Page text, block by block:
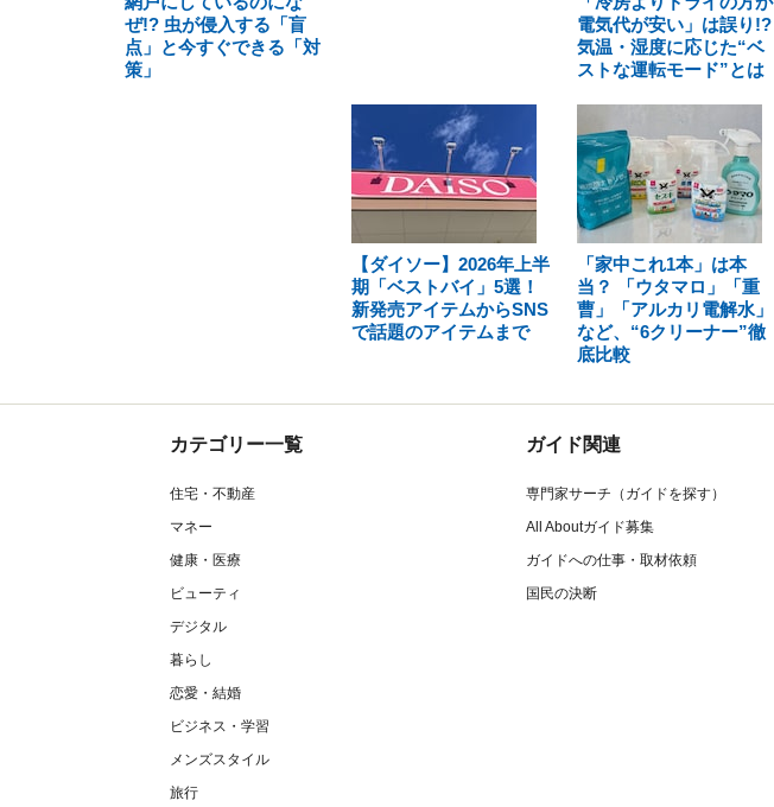
ぜ!? 虫が侵入する「盲
点」と今すぐできる「対
策」
電気代が安い」は誤り!?
気温・湿度に応じた“ベ
ストな運転モード”とは
【ダイソー】2026年上半
期「ベストバイ」5選！
新発売アイテムからSNS
で話題のアイテムまで
「家中これ1本」は本
当？ 「ウタマロ」「重
曹」「アルカリ電解水」
など、“6クリーナー”徹
底比較
カテゴリー一覧
住宅・不動産
マネー
健康・医療
ビューティ
デジタル
暮らし
恋愛・結婚
ビジネス・学習
メンズスタイル
旅行
ガイド関連
専門家サーチ（ガイドを探す）
All Aboutガイド募集
ガイドへの仕事・取材依頼
国民の決断